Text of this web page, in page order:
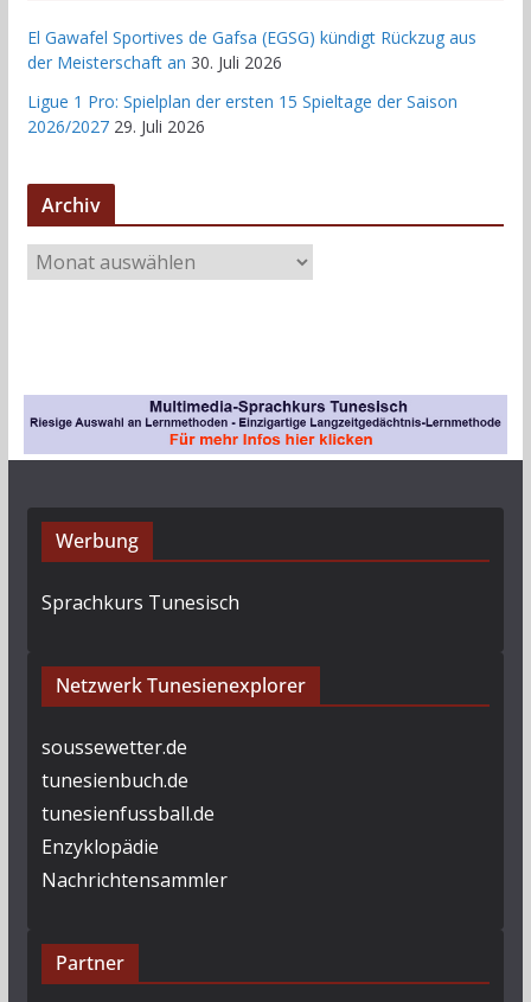
El Gawafel Sportives de Gafsa (EGSG) kündigt Rückzug aus
der Meisterschaft an 30. Juli 2026
Ligue 1 Pro: Spielplan der ersten 15 Spieltage der Saison
2026/2027 29. Juli 2026
Archiv
r
Werbung
Sprachkurs Tunesisch
Netzwerk Tunesienexplorer
soussewetter.de
tunesienbuch.de
tunesienfussball.de
Enzyklopädie
Nachrichtensammler
Partner